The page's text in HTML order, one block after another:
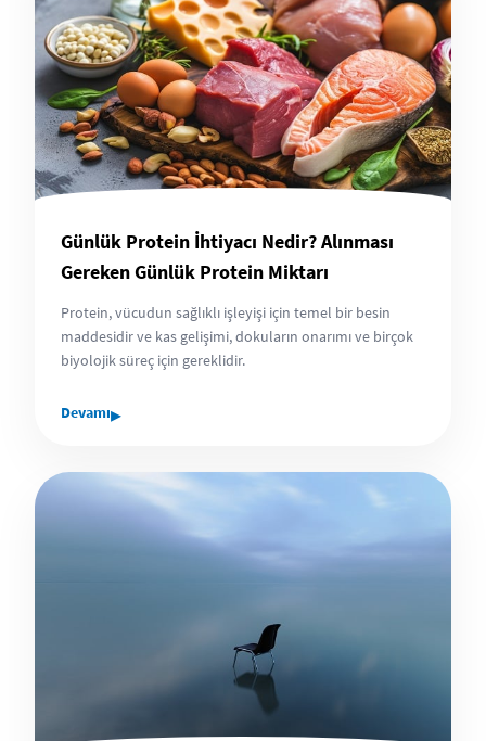
Günlük Protein İhtiyacı Nedir? Alınması
Gereken Günlük Protein Miktarı
Protein, vücudun sağlıklı işleyişi için temel bir besin
maddesidir ve kas gelişimi, dokuların onarımı ve birçok
biyolojik süreç için gereklidir.
Devamı▸